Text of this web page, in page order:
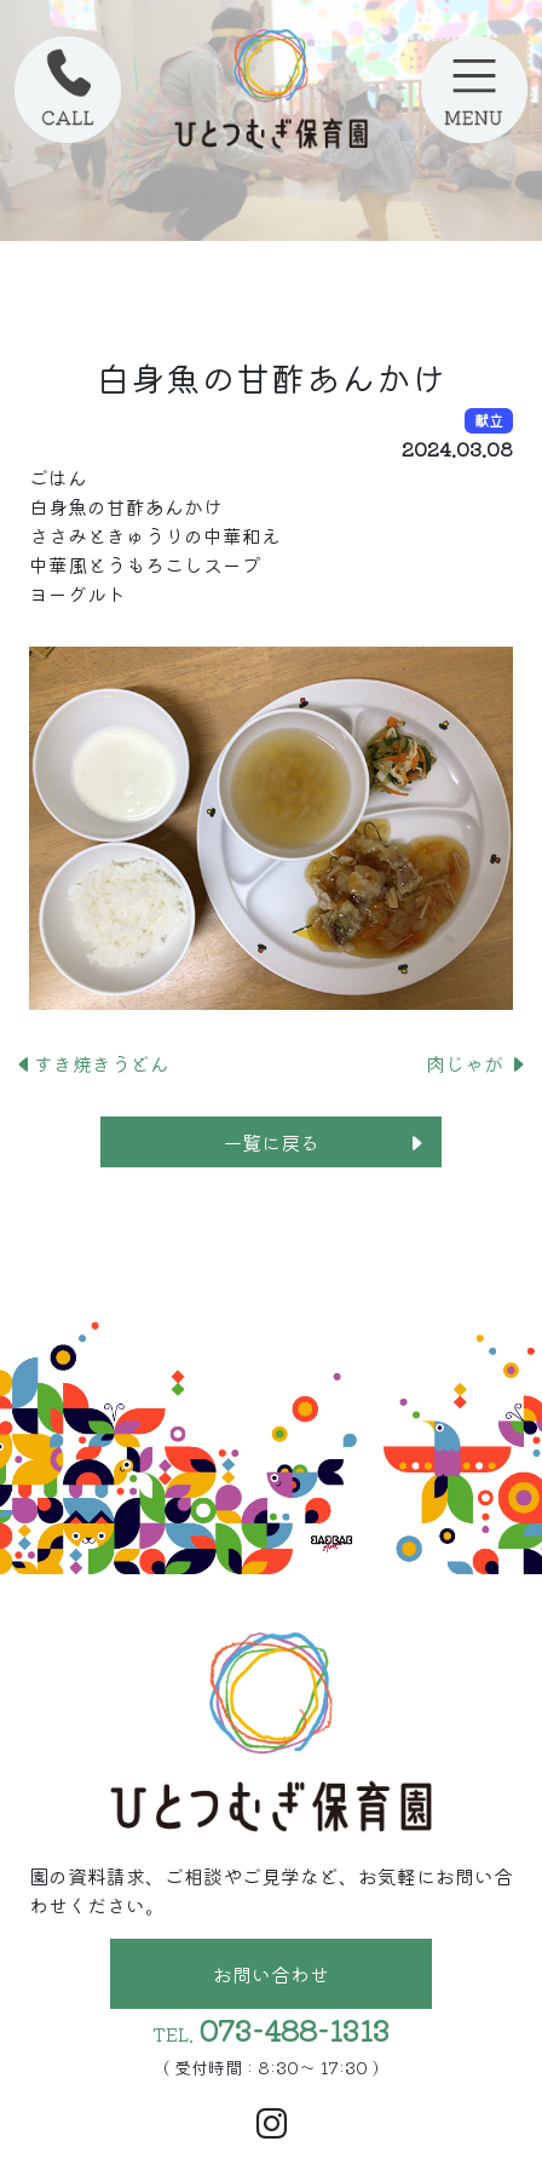
白身魚の甘酢あんかけ
献立
2024.03.08
ごはん
白身魚の甘酢あんかけ
ささみときゅうりの中華和え
中華風とうもろこしスープ
ヨーグルト
すき焼きうどん 肉じゃが
一覧に戻る
園の資料請求、ご相談やご見学など、お気軽にお問い合
わせください。
お問い合わせ
TEL. 073-488-1313
( 受付時間 : 8:30〜 17:30 )